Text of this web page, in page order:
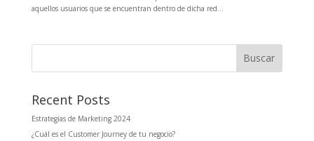
aquellos usuarios que se encuentran dentro de dicha red...
Buscar
Recent Posts
Estrategias de Marketing 2024
¿Cuál es el Customer Journey de tu negocio?